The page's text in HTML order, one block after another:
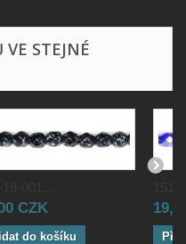
STEJNÉ
CZK
do košíku